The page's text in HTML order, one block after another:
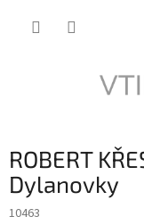
ROBERT
Dylanovky